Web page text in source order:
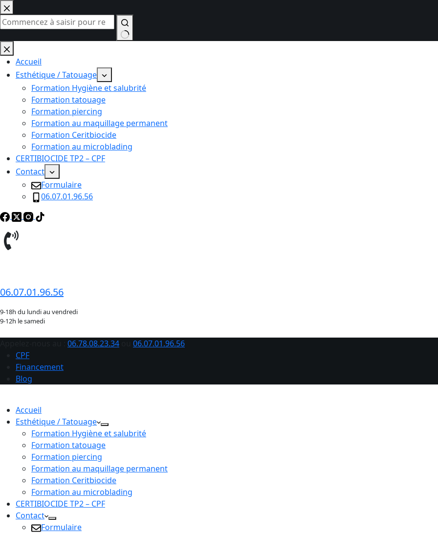
Passer
au
contenu
Aucun
résultatAccueil
Esthétique / Tatouage
Formation Hygiène et salubrité
Formation tatouage
Formation piercing
Formation au maquillage permanent
Formation Ceritbiocide
Formation au microblading
CERTIBIOCIDE TP2 – CPF
Contact
Formulaire
06.07.01.96.56
06.07.01.96.56
9-18h du lundi au vendredi
9-12h le samedi
06.78.08.23.34
06.07.01.96.56
CPF
Financement
Blog
Accueil
Esthétique / Tatouage
Formation Hygiène et salubrité
Formation tatouage
Formation piercing
Formation au maquillage permanent
Formation Ceritbiocide
Formation au microblading
CERTIBIOCIDE TP2 – CPF
Contact
Formulaire